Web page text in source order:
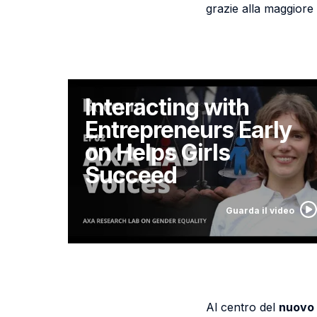
grazie alla
Interacting with
Entrepreneurs Early
on Helps Girls
Succeed
Guarda il video
Al centro del nuovo